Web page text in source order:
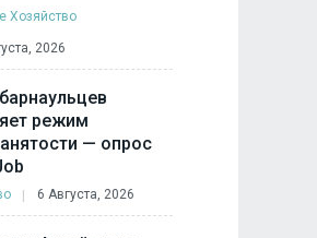
Хозяйство
2026
режим
— опрос
6 Августа, 2026